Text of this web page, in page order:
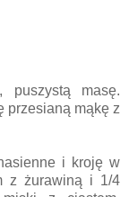
masę.
przesianą mąkę z
i kroję w
z żurawiną i 1/4